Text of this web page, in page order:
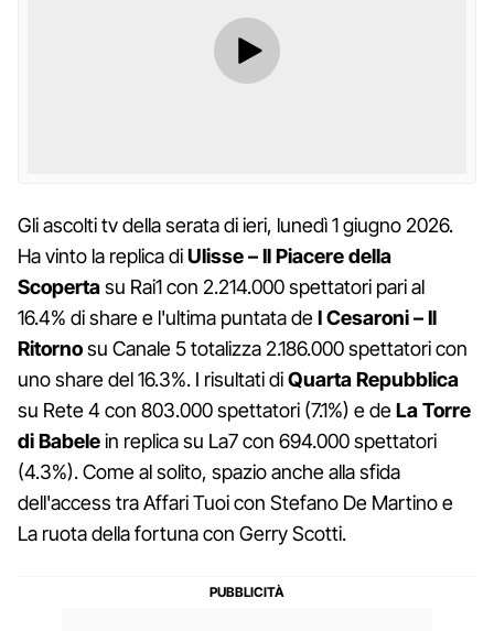
Gli ascolti tv della serata di ieri, lunedì 1 giugno 2026.
Ha vinto la replica diUlisse – Il Piacere della
Scopertasu Rai1 con 2.214.000 spettatori pari al
16.4% di share e l'ultima puntata deI Cesaroni – Il
Ritornosu Canale 5 totalizza 2.186.000 spettatori con
uno share del 16.3%. I risultati diQuarta Repubblica
su Rete 4 con 803.000 spettatori (7.1%) e deLa Torre
di Babelein replica su La7 con 694.000 spettatori
(4.3%). Come al solito, spazio anche alla sfida
dell'access tra Affari Tuoi con Stefano De Martino e
La ruota della fortuna con Gerry Scotti.